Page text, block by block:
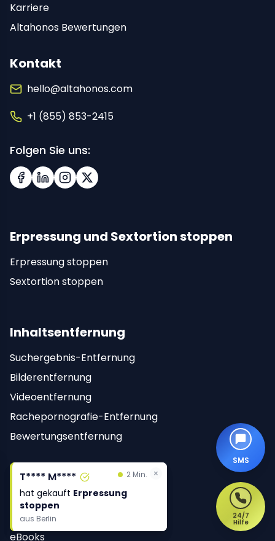
Karriere
Altahonos Bewertungen
Kontakt
hello@altahonos.com
+1 (855) 853-2415
Folgen Sie uns:
Facebook
LinkedInInstagramX (Twitter)
Erpressung und Sextortion stoppen
Erpressung stoppen
Sextortion stoppen
Inhaltsentfernung
Suchergebnis-Entfernung
Bilderentfernung
Videoentfernung
Rachepornografie-Entfernung
Bewertungsentfernung
Ressourcen
Blog
Leitfäden
eBooks
T**** M**** 2 Min.
hat gekauft Erpressung
stoppen
aus Berlin
×
T**** M**** 2 Min.
hat gekauft Erpressung
stoppen
aus Berlin
×
24/7
Hilfe
SMS